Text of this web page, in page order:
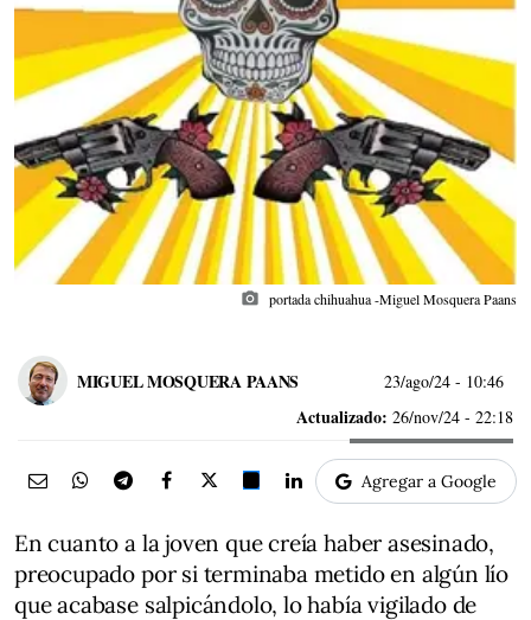
photo_camera portada chihuahua -Miguel Mosquera Paans
MIGUEL MOSQUERA PAANS 23/ago/24 - 10:46
Actualizado: 26/nov/24 - 22:18
Agregar a Google
En cuanto a la joven que creía haber asesinado,
preocupado por si terminaba metido en algún lío
que acabase salpicándolo, lo había vigilado de